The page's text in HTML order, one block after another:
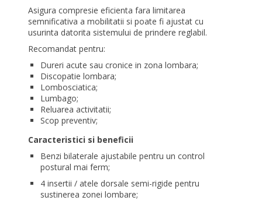
Asigura compresie eficienta fara limitarea
semnificativa a mobilitatii si poate fi ajustat cu
usurinta datorita sistemului de prindere reglabil.
Recomandat pentru:
Dureri acute sau cronice in zona lombara;
Discopatie lombara;
Lombosciatica;
Lumbago;
Reluarea activitatii;
Scop preventiv;
Caracteristici si beneficii
Benzi bilaterale ajustabile pentru un control
postural mai ferm;
4 insertii / atele dorsale semi-rigide pentru
sustinerea zonei lombare;